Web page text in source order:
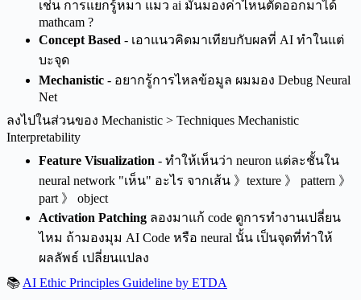
เช่น การแยกรู้หมา แมว ai มันมองค่าไหนตัดออกมาได้
mathcam ?
Concept Based - เอาแนวคิดมาเทียบกับผลที่ AI ทำในแต่
บะจุด
Mechanistic - อยากรู้การไหลข้อมูล ผมมอง Debug Neural
Net
ลงไปในส่วนของ Mechanistic > Techniques Mechanistic
Interpretability
Feature Visualization - ทำให้เห็นว่า neuron แต่ละชั้นใน
neural network "เห็น" อะไร จากเส้น 》texture 》 pattern 》
part 》 object
Activation Patching ลองมาแก้ code ดูการทำงานเปลี่ยน
ไหม ถ้ามองมุม AI Code หรือ neural นั้น เป็นจุดที่ทำให้
ผลลัพธ์ เปลี่ยนแปลง
📚 AI Ethic Principles Guideline by ETDA